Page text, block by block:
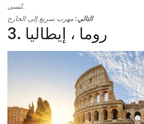
تُنسى.
التالي: مهرب سريع إلى الخارج
3. روما ، إيطاليا